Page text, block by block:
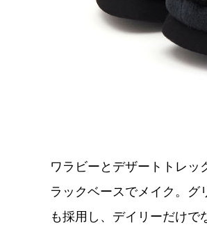
ワラビーとデザートトレッ
ラックベースでメイク。グ
も採用し、デイリーだけで